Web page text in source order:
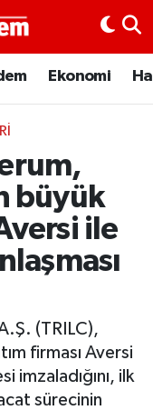
Ekonomi
büyük
ile
(TRILC),
firması Aversi
imzaladığını, ilk
sürecinin